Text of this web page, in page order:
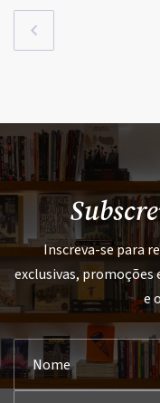
Inscreva-se para
exclusivas, promoções
e